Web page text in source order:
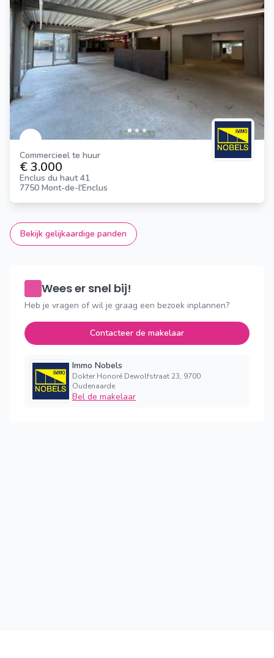
Commercieel te huur
€ 3.000
Enclus du haut 41
7750 Mont-de-l'Enclus
Bekijk gelijkaardige panden
Wees er snel bij!
Heb je vragen of wil je graag een bezoek inplannen?
Contacteer de makelaar
Immo Nobels
Dokter Honoré Dewolfstraat 23, 9700
Oudenaarde
Bel de makelaar